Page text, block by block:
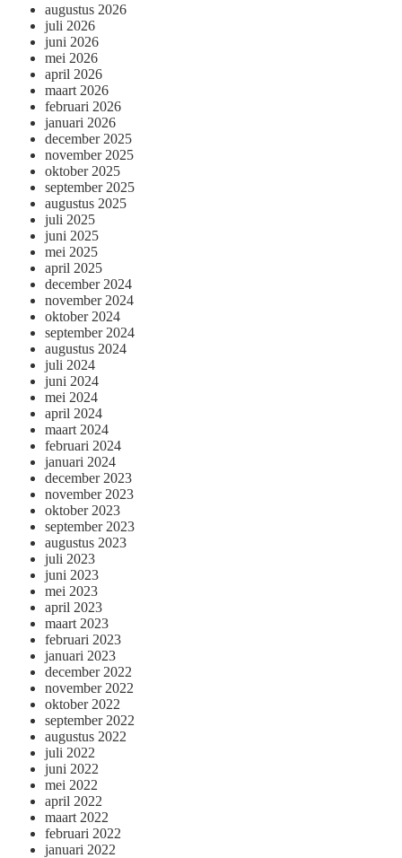
augustus 2026
juli 2026
juni 2026
mei 2026
april 2026
maart 2026
februari 2026
januari 2026
december 2025
november 2025
oktober 2025
september 2025
augustus 2025
juli 2025
juni 2025
mei 2025
april 2025
december 2024
november 2024
oktober 2024
september 2024
augustus 2024
juli 2024
juni 2024
mei 2024
april 2024
maart 2024
februari 2024
januari 2024
december 2023
november 2023
oktober 2023
september 2023
augustus 2023
juli 2023
juni 2023
mei 2023
april 2023
maart 2023
februari 2023
januari 2023
december 2022
november 2022
oktober 2022
september 2022
augustus 2022
juli 2022
juni 2022
mei 2022
april 2022
maart 2022
februari 2022
januari 2022